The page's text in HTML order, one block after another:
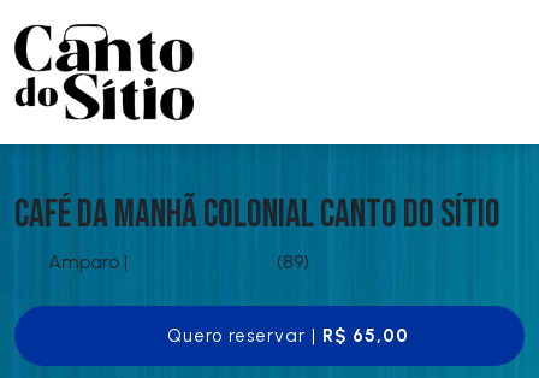
Café da Manhã Colonial Canto do Sítio
Amparo | (89)
Quero reservar | R$ 65,00